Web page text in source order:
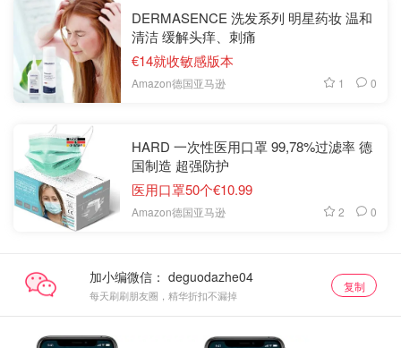
DERMASENCE 洗发系列 明星药妆 温和
清洁 缓解头痒、刺痛
€14就收敏感版本
Amazon德国亚马逊 1 0
HARD 一次性医用口罩 99,78%过滤率 德
国制造 超强防护
医用口罩50个€10.99
Amazon德国亚马逊 2 0
加小编微信：
每天刷刷朋友圈，精华折扣不漏掉
复制